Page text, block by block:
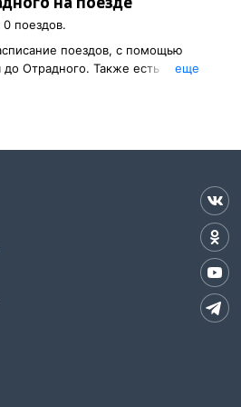
0 поездов.
поездов, с помощью
до Отрадного. Также есть
услугой заказа электронного ж/д
eще